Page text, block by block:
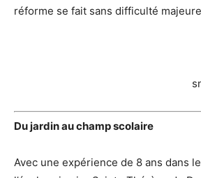
réforme se fait sans difficulté
Du jardin au champ scolaire
Avec une expérience de 8 ans dans